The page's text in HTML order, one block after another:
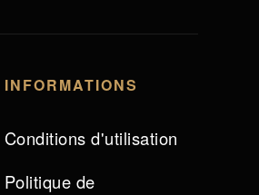
INFORMATIONS
Conditions d'utilisation
Politique de